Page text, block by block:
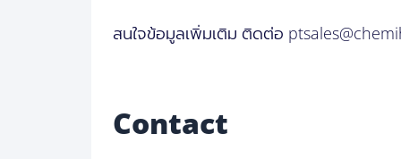
สนใจข้อมูลเพิ่มเติม ติดต่อ
Contact